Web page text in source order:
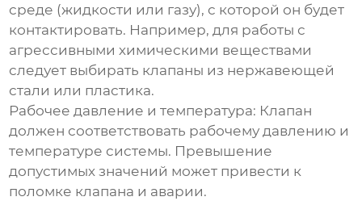
среде (жидкости или газу), с которой он будет
контактировать. Например, для работы с
агрессивными химическими веществами
следует выбирать клапаны из нержавеющей
стали или пластика.
Рабочее давление и температура: Клапан
должен соответствовать рабочему давлению и
температуре системы. Превышение
допустимых значений может привести к
поломке клапана и аварии.